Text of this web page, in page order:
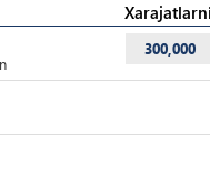
300,000